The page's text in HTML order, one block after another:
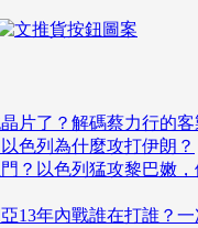
片了？解碼蔡力行的
色列為什麼攻打伊朗？
？以色列猛攻黎巴嫩
13年內戰誰在打誰？